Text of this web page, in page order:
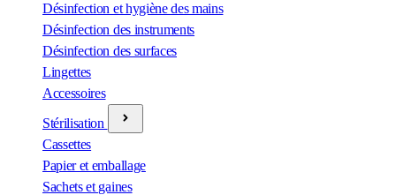
Désinfection et hygiène des mains
Désinfection des instruments
Désinfection des surfaces
Lingettes
Accessoires
Stérilisation
Cassettes
Papier et emballage
Sachets et gaines